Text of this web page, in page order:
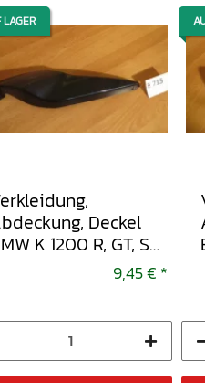
LAGER
Deckel
K 1200 R, GT, S
9,45 € *